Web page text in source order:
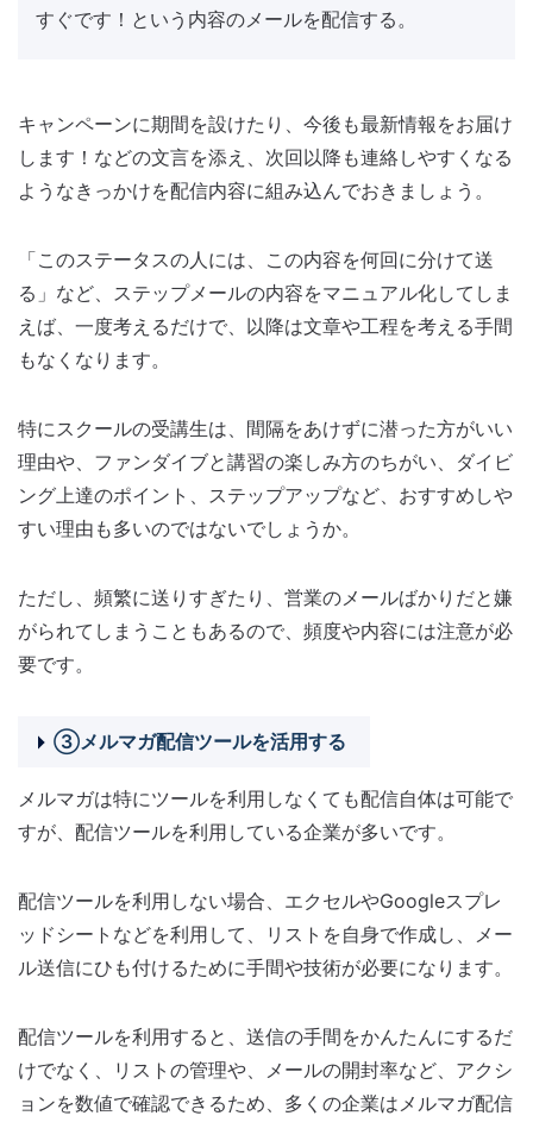
すぐです！という内容のメールを配信する。
キャンペーンに期間を設けたり、今後も最新情報をお届け
します！などの文言を添え、次回以降も連絡しやすくなる
ようなきっかけを配信内容に組み込んでおきましょう。
「このステータスの人には、この内容を何回に分けて送
る」など、ステップメールの内容をマニュアル化してしま
えば、一度考えるだけで、以降は文章や工程を考える手間
もなくなります。
特にスクールの受講生は、間隔をあけずに潜った方がいい
理由や、ファンダイブと講習の楽しみ方のちがい、ダイビ
ング上達のポイント、ステップアップなど、おすすめしや
すい理由も多いのではないでしょうか。
ただし、頻繁に送りすぎたり、営業のメールばかりだと嫌
がられてしまうこともあるので、頻度や内容には注意が必
要です。
③メルマガ配信ツールを活用する
メルマガは特にツールを利用しなくても配信自体は可能で
すが、配信ツールを利用している企業が多いです。
配信ツールを利用しない場合、エクセルやGoogleスプレ
ッドシートなどを利用して、リストを自身で作成し、メー
ル送信にひも付けるために手間や技術が必要になります。
配信ツールを利用すると、送信の手間をかんたんにするだ
けでなく、リストの管理や、メールの開封率など、アクシ
ョンを数値で確認できるため、多くの企業はメルマガ配信